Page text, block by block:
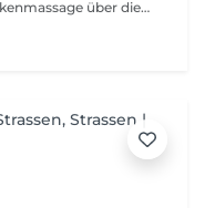
über die